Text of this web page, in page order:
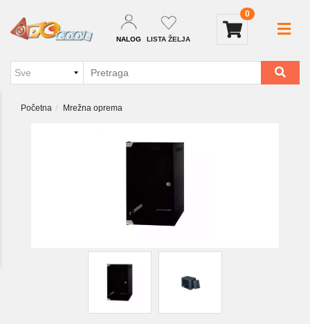
NALOG LISTA ŽELJA
0
Početna Mrežna oprema